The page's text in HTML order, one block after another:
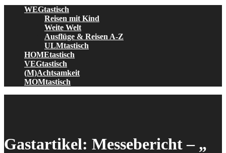
WEGtastisch
Reisen mit Kind
Weite Welt
Ausflüge & Reisen A-Z
ULMtastisch
HOMEtastisch
VEGtastisch
(M)Achtsamkeit
MOMtastisch
Gastartikel: Messebericht – „